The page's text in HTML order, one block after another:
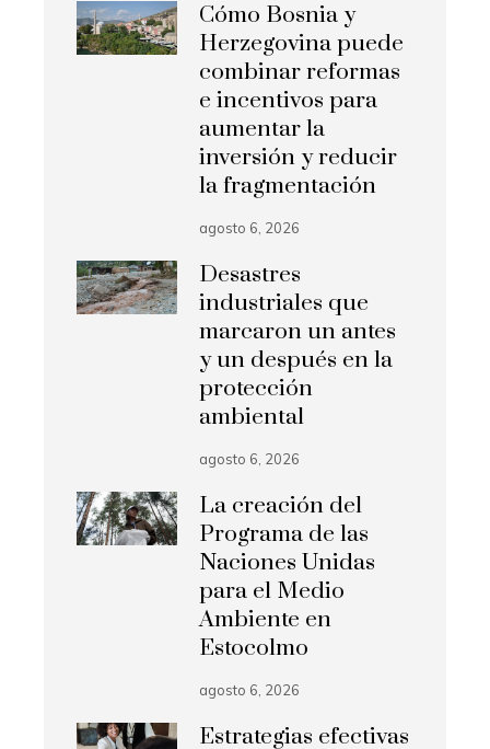
Cómo Bosnia y
Herzegovina puede
combinar reformas
e incentivos para
aumentar la
inversión y reducir
la fragmentación
agosto 6, 2026
Desastres
industriales que
marcaron un antes
y un después en la
protección
ambiental
agosto 6, 2026
La creación del
Programa de las
Naciones Unidas
para el Medio
Ambiente en
Estocolmo
agosto 6, 2026
Estrategias efectivas